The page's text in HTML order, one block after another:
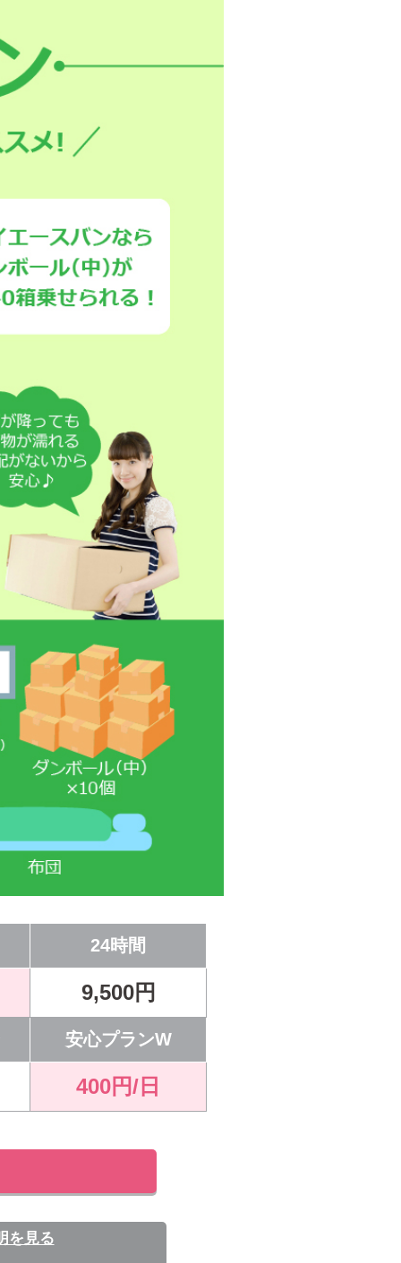
24時間
9,500円
安心プランW
400円/日
を見る